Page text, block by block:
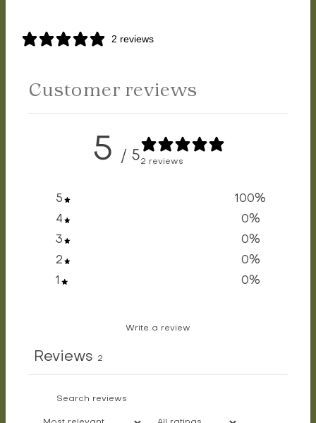
2 reviews
Customer reviews
5 / 52 reviews
5 100%
4
0%
3
0%
2
0%
1
0%
Write a review
Reviews 2